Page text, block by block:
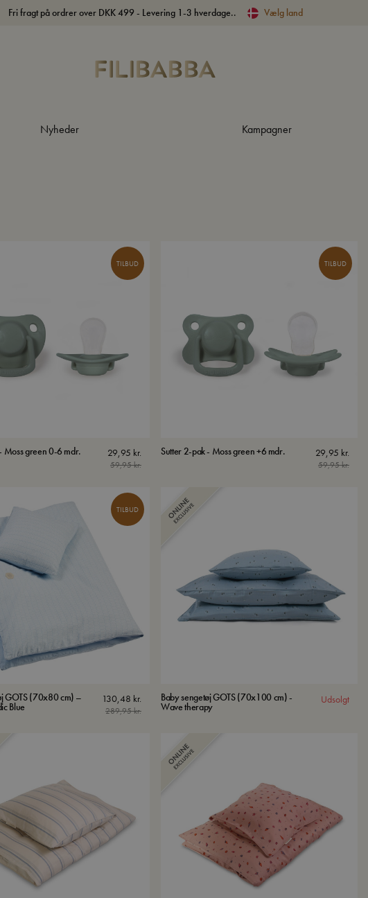
Fri fragt på ordrer over DKK 499 - Levering 1-3 hverdage.. Vælg land
Nyheder Kampagner
TILBUD
Moss green 0-6 mdr.
59,95kr.
29,95 kr.
TILBUD
Sutter 2-pak - Moss green +6 mdr.
59,95kr.
29,95 kr.
TILBUD
GOTS (70x80 cm) –
Blue 289,95kr.
130,48 kr. Baby sengetøj GOTS (70x100 cm) -
Wave therapy
Udsolgt